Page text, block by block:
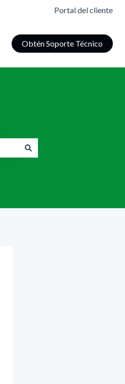
Portal del cliente
Obtén Soporte Técnico